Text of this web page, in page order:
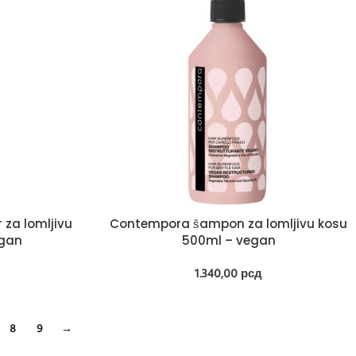
za lomljivu
Contempora šampon za lomljivu kosu
500ml – vegan
1.340,00 рсд
8 9 →